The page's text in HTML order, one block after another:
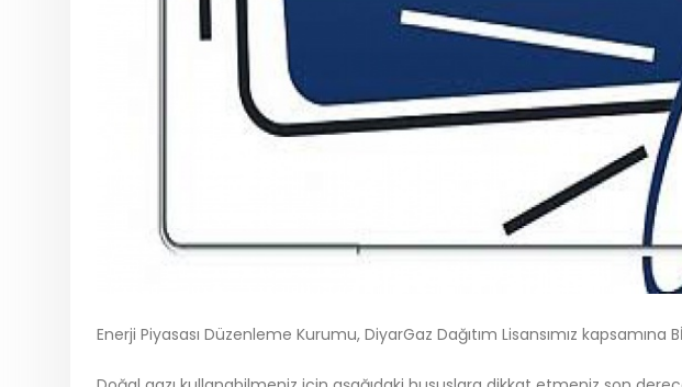
Enerji Piyasası Düzenleme Kurumu, DiyarGaz Dağıtım Lisansımız kapsamına